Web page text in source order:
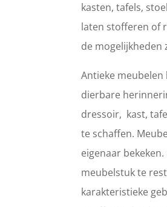
kasten, tafels,
laten stofferen of
de mogelijkheden
Antieke meubelen
dierbare
dressoir, kast,
te schaffen.
eigenaar
meubelstuk te
karakteristieke